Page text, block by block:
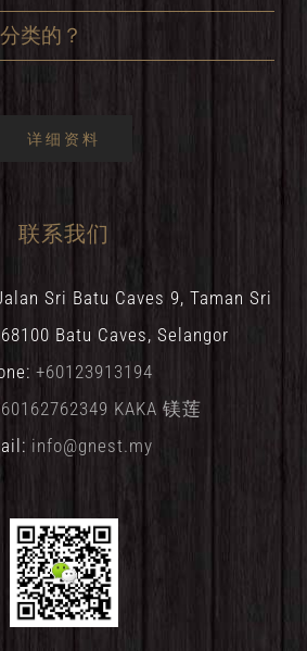
类的？
详细资料
联系我们
Sri Batu Caves 9, Taman Sri
Batu Caves, Selangor
+60123913194
KAKA 镁莲
info@gnest.my